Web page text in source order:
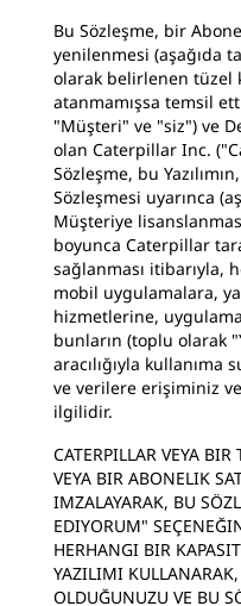
Bu Sözleşme, bir
yenilenmesi (aşağıda
olarak belirlenen tüzel
atanmamışsa temsil
"Müşteri" ve "siz") ve
olan Caterpillar Inc.
Sözleşme, bu
Sözleşmesi uyarınca
Müşteriye
boyunca Caterpillar
sağlanması itibarıyla,
mobil uygulamalara,
hizmetlerine,
bunların (toplu olarak
aracılığıyla
ve verilere erişiminiz ve
ilgilidir.
CATERPILLAR VEYA
VEYA BIR ABONELIK
IMZALAYARAK, BU
EDIYORUM"
HERHANGI BIR
YAZILIMI KULLANARAK,
OLDUĞUNUZU VE BU